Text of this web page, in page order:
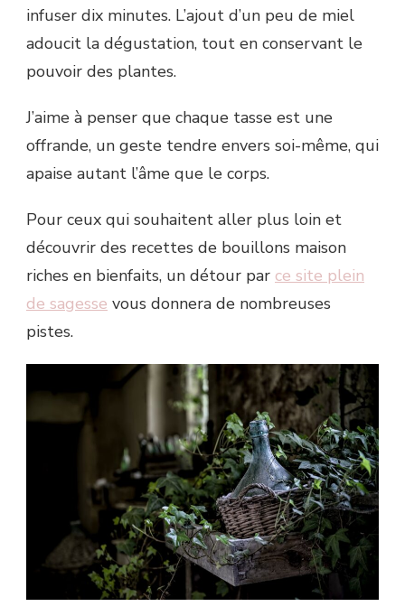
infuser dix minutes. L’ajout d’un peu de miel
adoucit la dégustation, tout en conservant le
pouvoir des plantes.
J’aime à penser que chaque tasse est une
offrande, un geste tendre envers soi-même, qui
apaise autant l’âme que le corps.
Pour ceux qui souhaitent aller plus loin et
découvrir des recettes de bouillons maison
riches en bienfaits, un détour par ce site plein
de sagesse vous donnera de nombreuses
pistes.